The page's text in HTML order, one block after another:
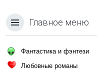
Главное меню
Фантастика и фэнтези
Любовные романы